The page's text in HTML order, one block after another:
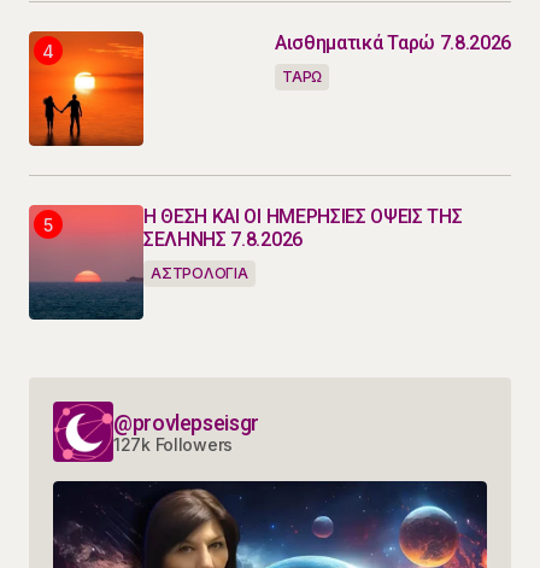
Αισθηματικά Ταρώ 7.8.2026
ΤΑΡΩ
Η ΘΕΣΗ ΚΑΙ ΟΙ ΗΜΕΡΗΣΙΕΣ ΟΨΕΙΣ ΤΗΣ
ΣΕΛΗΝΗΣ 7.8.2026
ΑΣΤΡΟΛΟΓΙΑ
@provlepseisgr
127k Followers